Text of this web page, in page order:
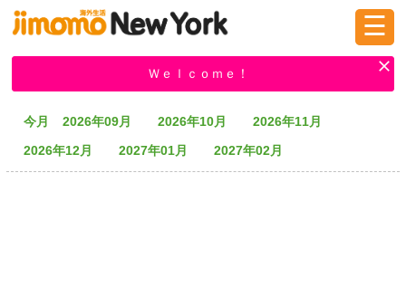
掲示板 タウン情報 教えて！
☰
Ｗｅｌｃｏｍｅ！
今月 2026年09月 2026年10月
2026年11月
2026年12月
2027年01月 2027年02月